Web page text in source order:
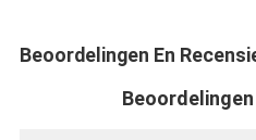
Beoordelingen En
Beoordelingen